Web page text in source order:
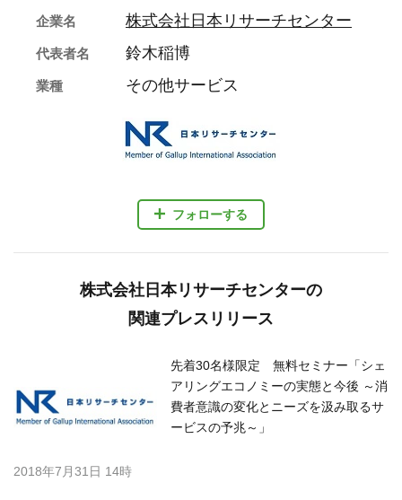
フォローする
企業名 株式会社日本リサーチセンター
代表者名 鈴木稲博
業種 その他サービス
株式会社日本リサーチセンターの
関連プレスリリース
先着30名様限定 無料セミナー「シェ
アリングエコノミーの実態と今後 ～消
費者意識の変化とニーズを汲み取るサ
ービスの予兆～」
2018年7月31日 14時